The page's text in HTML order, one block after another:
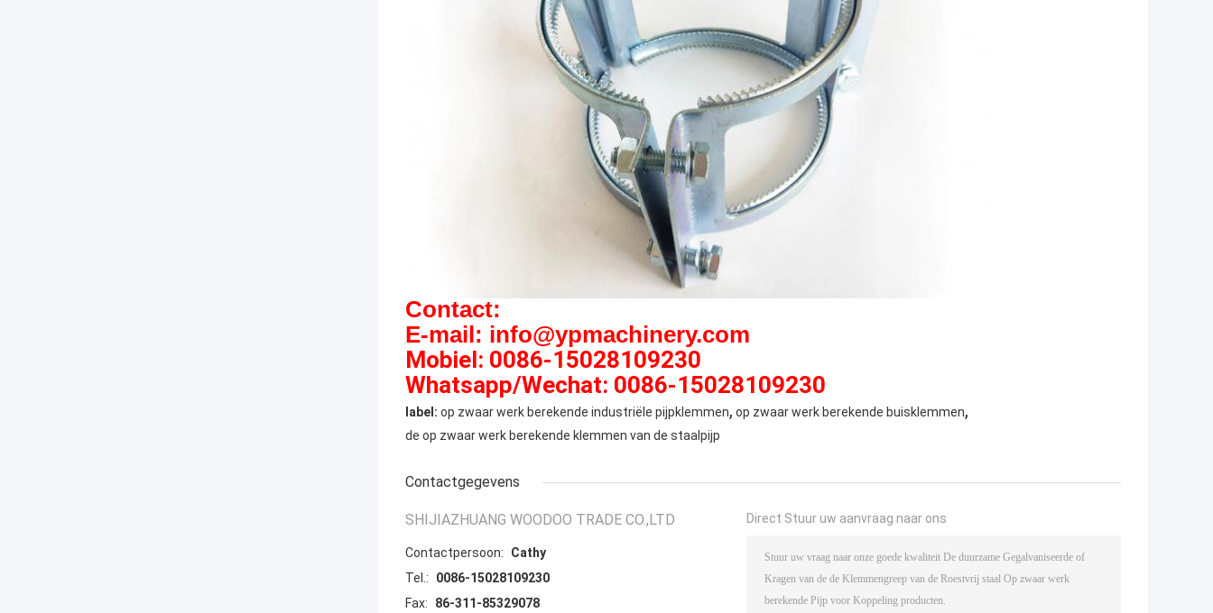
Contact:
E-mail: info@ypmachinery.com
Mobiel: 0086-15028109230
Whatsapp/Wechat: 0086-15028109230
label: op zwaar werk berekende industriële pijpklemmen, op zwaar werk berekende buisklemmen,
de op zwaar werk berekende klemmen van de staalpijp
Contactgegevens
SHIJIAZHUANG WOODOO TRADE CO.,LTD
Contactpersoon:
Cathy
Tel.:
0086-15028109230
Fax:
86-311-85329078
Direct Stuur uw aanvraag naar ons